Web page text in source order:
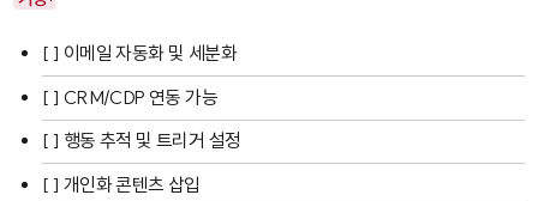
[ ] 이메일 자동화 및 세분화
[ ] CRM/CDP 연동 가능
[ ] 행동 추적 및 트리거 설정
[ ] 개인화 콘텐츠 삽입